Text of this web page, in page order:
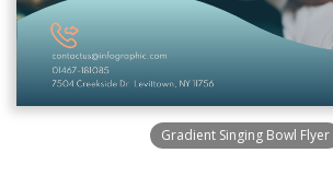
Gradient Singing Bowl Flyer